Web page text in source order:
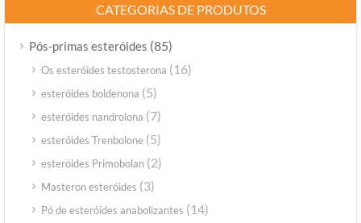
CATEGORIAS DE PRODUTOS
Pós-primas esteróides (85)
Os esteróides testosterona (16)
esteróides boldenona (5)
esteróides nandrolona (7)
esteróides Trenbolone (5)
esteróides Primobolan (2)
Masteron esteróides (3)
Pó de esteróides anabolizantes (14)